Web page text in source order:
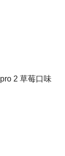
2 草莓口味